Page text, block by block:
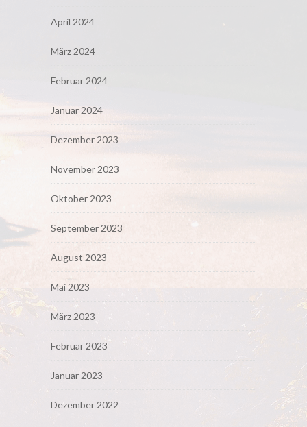
April 2024
März 2024
Februar 2024
Januar 2024
Dezember 2023
November 2023
Oktober 2023
September 2023
August 2023
Mai 2023
März 2023
Februar 2023
Januar 2023
Dezember 2022